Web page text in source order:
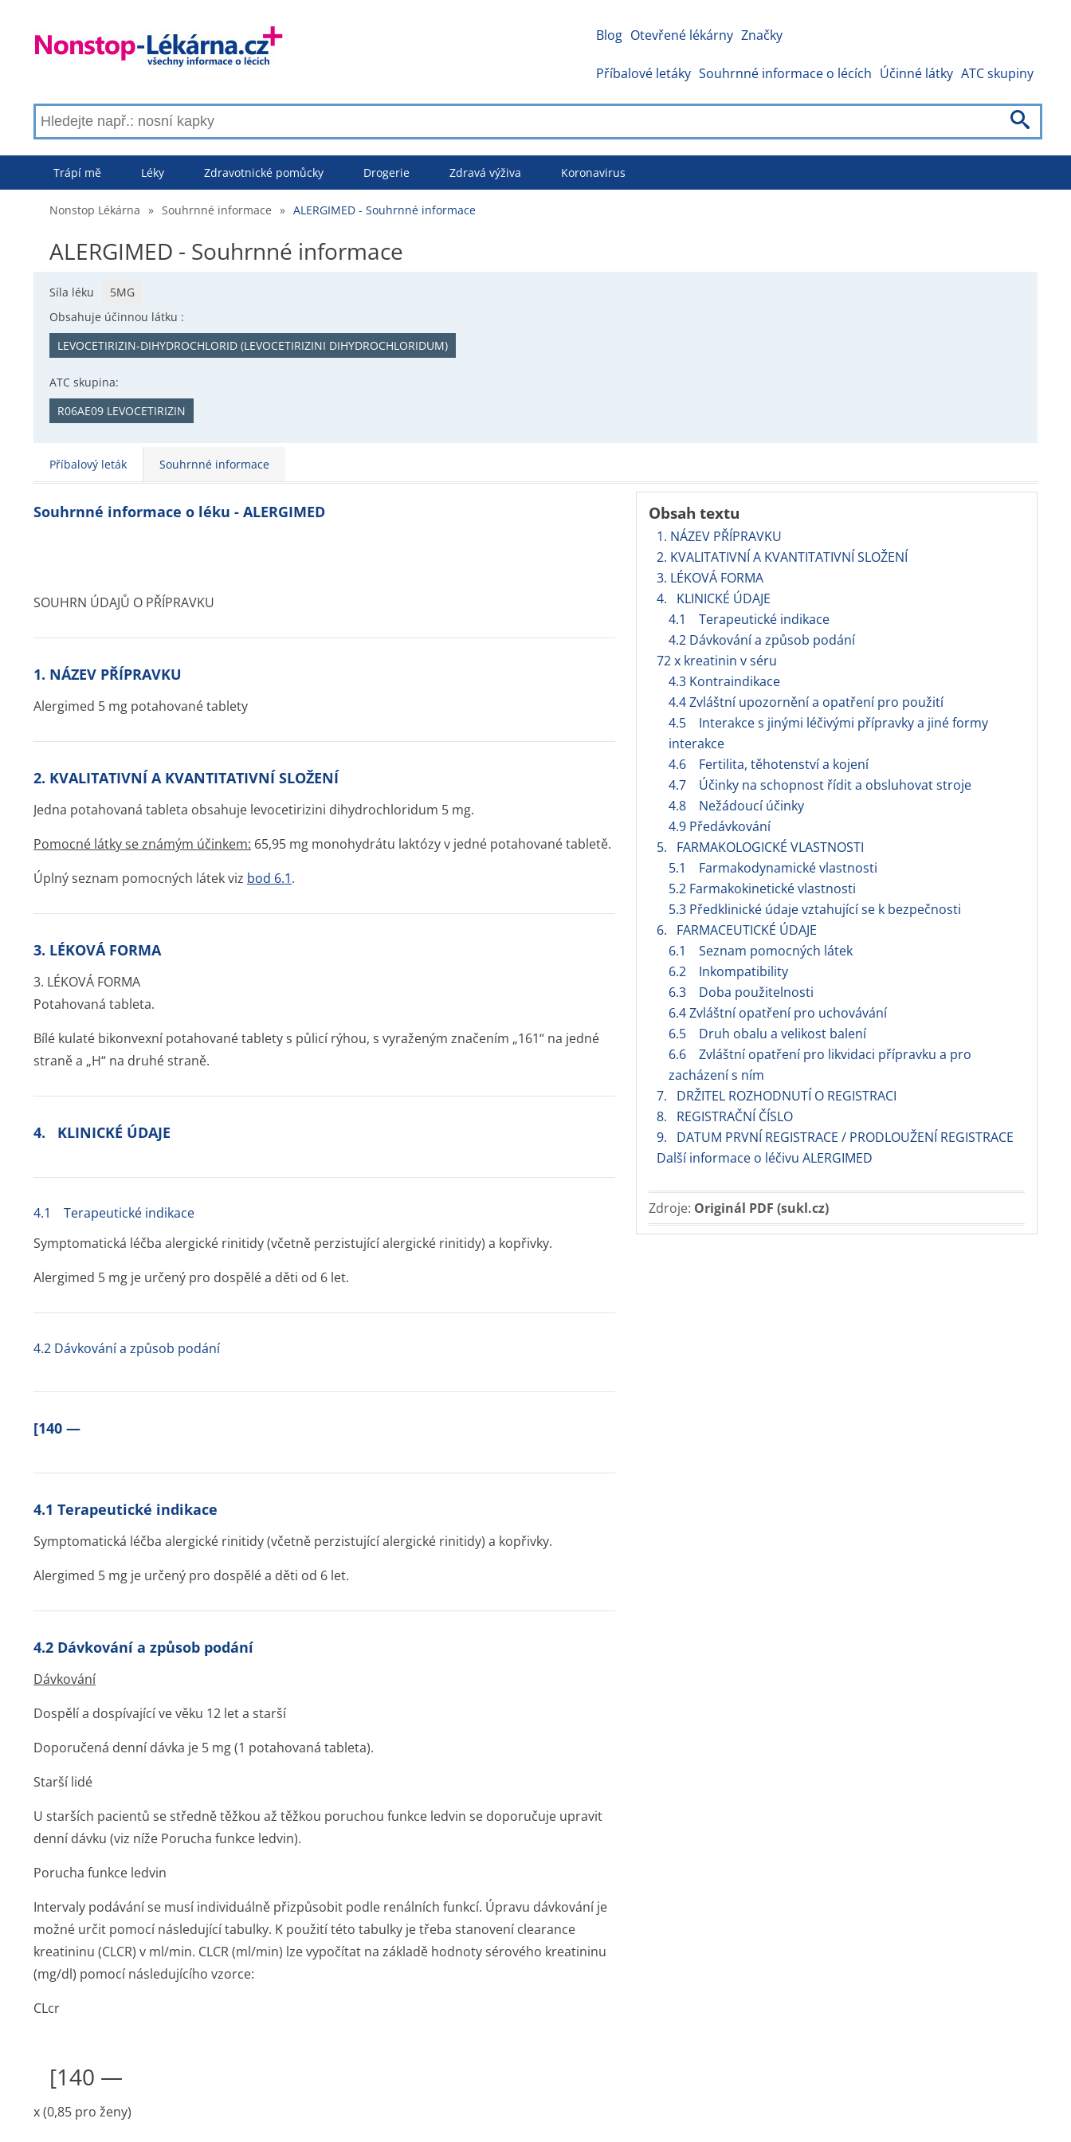
Blog Otevřené lékárny Značky
Příbalové letáky Souhrnné informace o lécích Účinné látky ATC skupiny
Trápí mě Léky Zdravotnické pomůcky Drogerie Zdravá výživa Koronavirus
Nonstop Lékárna » Souhrnné informace » ALERGIMED - Souhrnné informace
ALERGIMED - Souhrnné informace
Síla léku
5MG
Obsahuje účinnou látku :
LEVOCETIRIZIN-DIHYDROCHLORID (LEVOCETIRIZINI DIHYDROCHLORIDUM)
ATC skupina:
R06AE09 LEVOCETIRIZIN
Příbalový leták Souhrnné informace
Obsah textu
1. NÁZEV PŘÍPRAVKU
2. KVALITATIVNÍ A KVANTITATIVNÍ SLOŽENÍ
3. LÉKOVÁ FORMA
4. KLINICKÉ ÚDAJE
4.1 Terapeutické indikace
4.2 Dávkování a způsob podání
72 x kreatinin v séru
4.3 Kontraindikace
4.4 Zvláštní upozornění a opatření pro použití
4.5 Interakce s jinými léčivými přípravky a jiné formy
interakce
4.6 Fertilita, těhotenství a kojení
4.7 Účinky na schopnost řídit a obsluhovat stroje
4.8 Nežádoucí účinky
4.9 Předávkování
5. FARMAKOLOGICKÉ VLASTNOSTI
5.1 Farmakodynamické vlastnosti
5.2 Farmakokinetické vlastnosti
5.3 Předklinické údaje vztahující se k bezpečnosti
6. FARMACEUTICKÉ ÚDAJE
6.1 Seznam pomocných látek
6.2 Inkompatibility
6.3 Doba použitelnosti
6.4 Zvláštní opatření pro uchovávání
6.5 Druh obalu a velikost balení
6.6 Zvláštní opatření pro likvidaci přípravku a pro
zacházení s ním
7. DRŽITEL ROZHODNUTÍ O REGISTRACI
8. REGISTRAČNÍ ČÍSLO
9. DATUM PRVNÍ REGISTRACE / PRODLOUŽENÍ REGISTRACE
Další informace o léčivu ALERGIMED
Zdroje: Originál PDF (sukl.cz)
Souhrnné informace o léku - ALERGIMED
SOUHRN ÚDAJŮ O PŘÍPRAVKU
1. NÁZEV PŘÍPRAVKU
Alergimed 5 mg potahované tablety
2. KVALITATIVNÍ A KVANTITATIVNÍ SLOŽENÍ
Jedna potahovaná tableta obsahuje levocetirizini dihydrochloridum 5 mg.
Pomocné látky se známým účinkem: 65,95 mg monohydrátu laktózy v jedné potahované tabletě.
Úplný seznam pomocných látek viz bod 6.1.
3. LÉKOVÁ FORMA
3. LÉKOVÁ FORMA
Potahovaná tableta.
Bílé kulaté bikonvexní potahované tablety s půlicí rýhou, s vyraženým značením „161“ na jedné
straně a „H“ na druhé straně.
4. KLINICKÉ ÚDAJE
4.1 Terapeutické indikace
Symptomatická léčba alergické rinitidy (včetně perzistující alergické rinitidy) a kopřivky.
Alergimed 5 mg je určený pro dospělé a děti od 6 let.
4.2 Dávkování a způsob podání
[140 —
4.1 Terapeutické indikace
Symptomatická léčba alergické rinitidy (včetně perzistující alergické rinitidy) a kopřivky.
Alergimed 5 mg je určený pro dospělé a děti od 6 let.
4.2 Dávkování a způsob podání
Dávkování
Dospělí a dospívající ve věku 12 let a starší
Doporučená denní dávka je 5 mg (1 potahovaná tableta).
Starší lidé
U starších pacientů se středně těžkou až těžkou poruchou funkce ledvin se doporučuje upravit
denní dávku (viz níže Porucha funkce ledvin).
Porucha funkce ledvin
Intervaly podávání se musí individuálně přizpůsobit podle renálních funkcí. Úpravu dávkování je
možné určit pomocí následující tabulky. K použití této tabulky je třeba stanovení clearance
kreatininu (CLCR) v ml/min. CLCR (ml/min) lze vypočítat na základě hodnoty sérového kreatininu
(mg/dl) pomocí následujícího vzorce:
CLcr
[140 —
x(0,85 pro ženy)